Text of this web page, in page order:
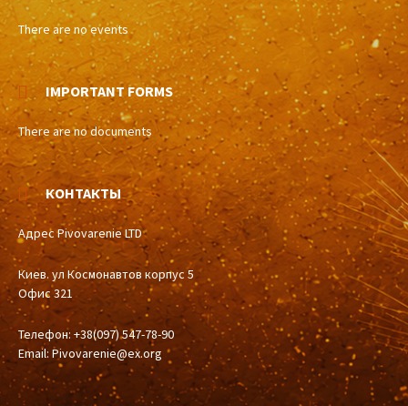
There are no events
IMPORTANT FORMS
There are no documents
КОНТАКТЫ
Адрес Pivovarenie LTD
Киев. ул Космонавтов корпус 5
Офис 321
Телефон: +38(097) 547-78-90
Email: Pivovarenie@ex.org